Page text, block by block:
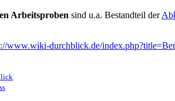
Arbeitsproben sind u.a. Bestandteil der
www.wiki-durchblick.de/